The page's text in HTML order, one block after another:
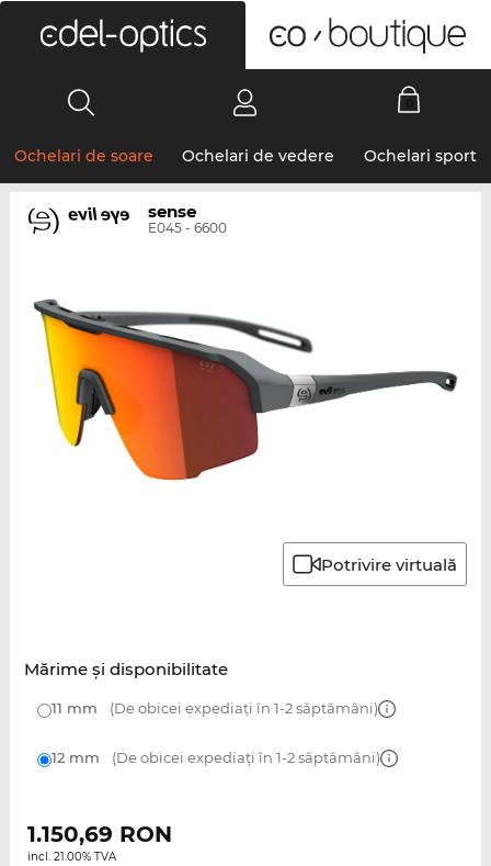
Ochelari de soare Ochelari de vedere Ochelari sport
sense
E045 - 6600
Potrivire virtuală
Mărime şi disponibilitate
11 mm (De obicei expediați în 1-2 săptămâni)
12 mm (De obicei expediați în 1-2 săptămâni)
1.150,69 RON
incl. 21.00% TVA